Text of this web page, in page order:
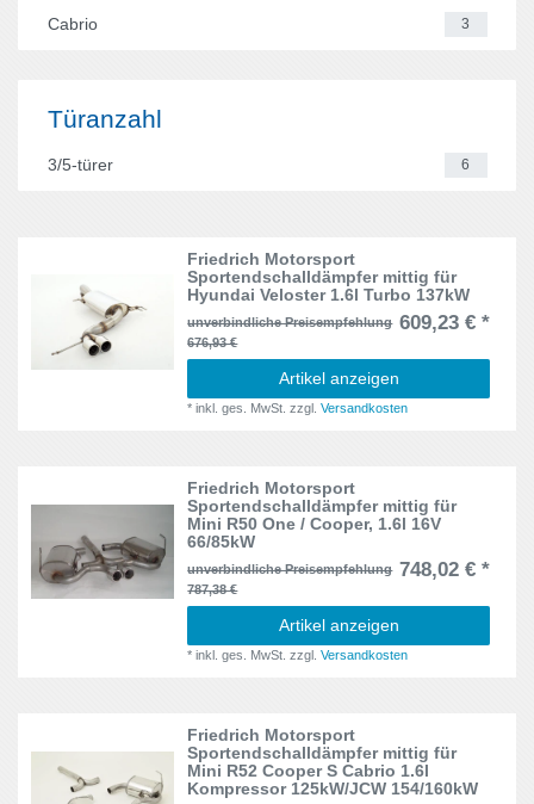
Focus III 8
GTC
Leon
Veloster 1
R53 4
R57
Cabrio 3
Türanzahl
3/5-türer 6
Friedrich Motorsport
Sportendschalldämpfer mittig für
Hyundai Veloster 1.6l Turbo 137kW
unverbindliche Preisempfehlung
676,93 €
609,23 € *
Artikel anzeigen
*inkl. ges. MwSt. zzgl.Versandkosten
Friedrich Motorsport
Sportendschalldämpfer mittig für
Mini R50 One / Cooper, 1.6l 16V
66/85kW
unverbindliche Preisempfehlung
787,38 €
748,02 € *
Artikel anzeigen
*inkl. ges. MwSt. zzgl.Versandkosten
Friedrich Motorsport
Sportendschalldämpfer mittig für
Mini R52 Cooper S Cabrio 1.6l
Kompressor 125kW/JCW 154/160kW